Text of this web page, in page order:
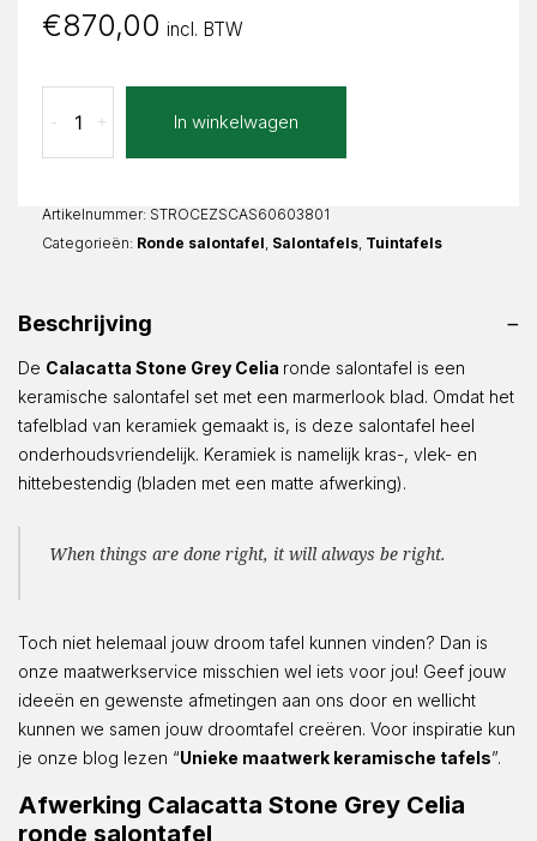
€870,00 incl. BTW
Stone
Grey
Rond
aantal
+
- In winkelwagen
Artikelnummer: STROCEZSCAS60603801
Categorieën: Ronde salontafel Salontafels Tuintafels
Beschrijving
De Calacatta Stone Grey Celia ronde salontafel is een
keramische salontafel set met een marmerlook blad. Omdat het
tafelblad van keramiek gemaakt is, is deze salontafel heel
onderhoudsvriendelijk. Keramiek is namelijk kras-, vlek- en
hittebestendig (bladen met een matte afwerking).
When things are done right, it will always be right.
Toch niet helemaal jouw droom tafel kunnen vinden? Dan is
onze maatwerkservice misschien wel iets voor jou! Geef jouw
ideeën en gewenste afmetingen aan ons door en wellicht
kunnen we samen jouw droomtafel creëren. Voor inspiratie kun
je onze blog lezen “Unieke maatwerk keramische tafels”.
Afwerking Calacatta Stone Grey Celia
ronde salontafel